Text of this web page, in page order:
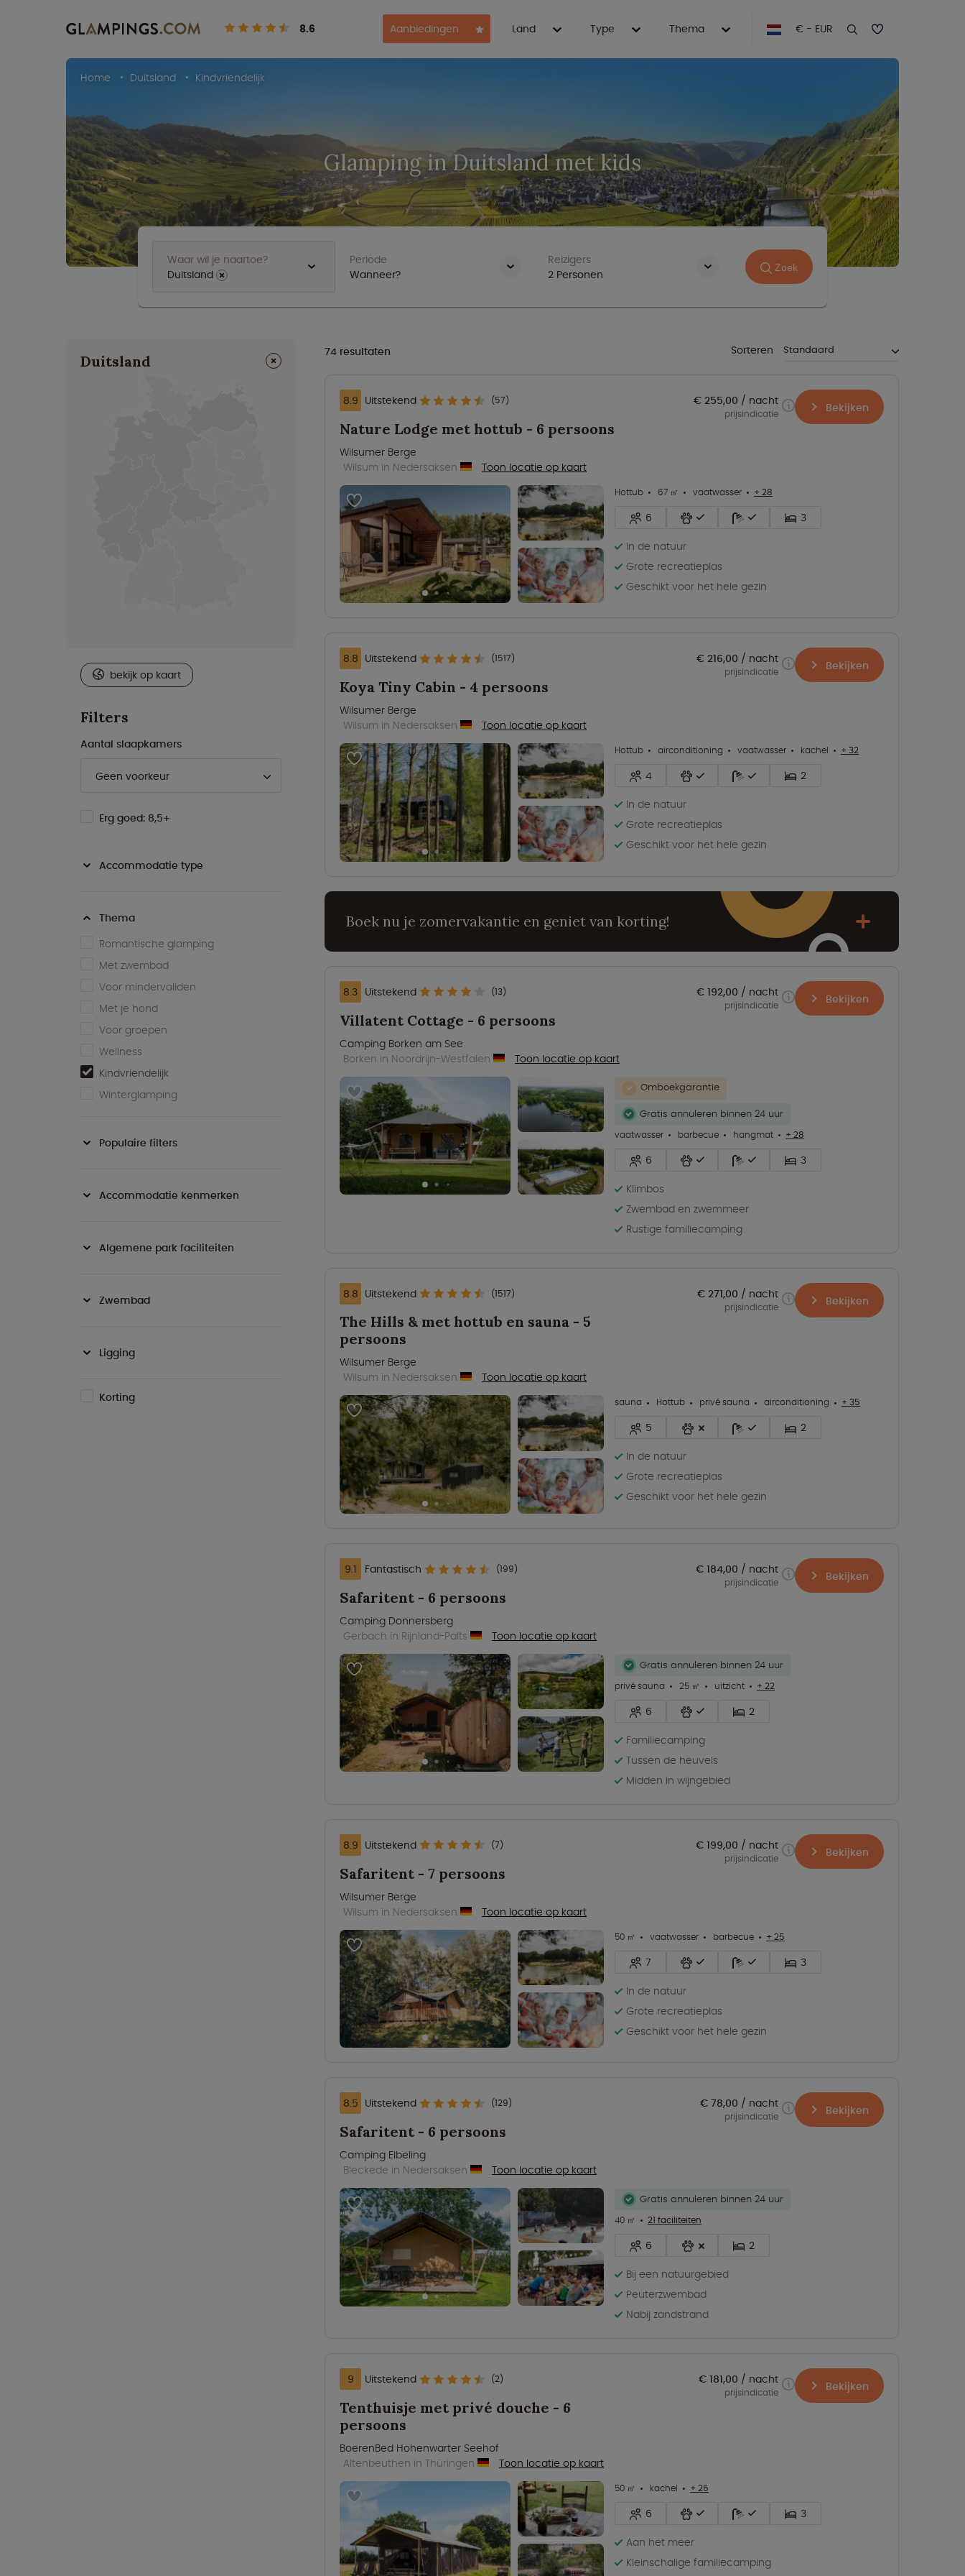
8.6 Aanbiedingen Land Type Thema € - EUR
Home Duitsland Kindvriendelijk
Glamping in Duitsland met kids
Waar wil je naartoe?
Duitsland ⨯
Periode
Wanneer?
Reizigers
2 Personen Zoek
Sorteren
Duitsland ⨯
bekijk op kaart
Filters
Aantal slaapkamers
Erg goed: 8,5+
Accommodatie type
Thema
Romantische glamping
Met zwembad
Voor mindervaliden
Met je hond
Voor groepen
Wellness
Kindvriendelijk
Winterglamping
Populaire filters
Accommodatie kenmerken
Algemene park faciliteiten
Zwembad
Ligging
Korting
74 resultaten
8.9 Uitstekend (57)
Nature Lodge met hottub - 6 persoons
Wilsumer Berge
Wilsum in Nedersaksen
Toon locatie op kaart
Hottub 67 ㎡ vaatwasser + 28
6
3
In de natuur
Grote recreatieplas
Geschikt voor het hele gezin
€ 255,00 nacht
prijsindicatie Bekijken
8.8 Uitstekend (1517)
Koya Tiny Cabin - 4 persoons
Wilsumer Berge
Wilsum in Nedersaksen
Toon locatie op kaart
Hottub airconditioning vaatwasser kachel + 32
4
2
In de natuur
Grote recreatieplas
Geschikt voor het hele gezin
€ 216,00 nacht
prijsindicatie Bekijken
Boek nu je zomervakantie en geniet van korting!
8.3 Uitstekend (13)
Villatent Cottage - 6 persoons
Camping Borken am See
Borken in Noordrijn-Westfalen
Toon locatie op kaart
Omboekgarantie
Gratis annuleren binnen 24 uur
vaatwasser
barbecue hangmat + 28
6
3
Klimbos
Zwembad en zwemmeer
Rustige familiecamping
€ 192,00 nacht
prijsindicatie Bekijken
8.8 Uitstekend (1517)
The Hills & met hottub en sauna - 5
persoons
Wilsumer Berge
Wilsum in Nedersaksen
Toon locatie op kaart
sauna Hottub privé sauna airconditioning + 35
5
2
In de natuur
Grote recreatieplas
Geschikt voor het hele gezin
€ 271,00 nacht
prijsindicatie Bekijken
9.1 Fantastisch (199)
Safaritent - 6 persoons
Camping Donnersberg
Gerbach in Rijnland-Palts
Toon locatie op kaart
Gratis annuleren binnen 24 uur
privé sauna
25 ㎡ uitzicht + 22
6
2
Familiecamping
Tussen de heuvels
Midden in wijngebied
€ 184,00 nacht
prijsindicatie Bekijken
8.9 Uitstekend (7)
Safaritent - 7 persoons
Wilsumer Berge
Wilsum in Nedersaksen
Toon locatie op kaart
50 ㎡ vaatwasser barbecue + 25
7
3
In de natuur
Grote recreatieplas
Geschikt voor het hele gezin
€ 199,00 nacht
prijsindicatie Bekijken
8.5 Uitstekend (129)
Safaritent - 6 persoons
Camping Elbeling
Bleckede in Nedersaksen
Toon locatie op kaart
Gratis annuleren binnen 24 uur
40 ㎡
21 faciliteiten
6
2
Bij een natuurgebied
Peuterzwembad
Nabij zandstrand
€ 78,00 nacht
prijsindicatie Bekijken
9 Uitstekend (2)
Tenthuisje met privé douche - 6
persoons
BoerenBed Hohenwarter Seehof
Altenbeuthen in Thüringen
Toon locatie op kaart
50 ㎡ kachel + 26
6
3
Aan het meer
Kleinschalige familiecamping
€ 181,00 nacht
prijsindicatie Bekijken